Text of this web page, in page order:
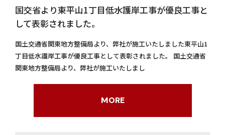
国交省より東平山1丁目低水護岸工事が優良工事と
して表彰されました。
国土交通省関東地方整備局より、弊社が施工いたしました東平山1
丁目低水護岸工事が優良工事として表彰されました。 国土交通省
関東地方整備局より、弊社が施工いたしまし
MORE